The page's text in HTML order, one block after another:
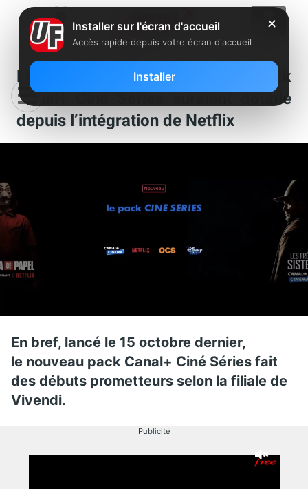
Les abonnements au nouveau pack
Canal+ Ciné Séries auraient doublé
depuis l’intégration de Netflix
En bref, lancé le 15 octobre dernier,
le nouveau pack Canal+ Ciné Séries fait
des débuts prometteurs selon la filiale de
Vivendi.
Publicité
✕
Installer sur l'écran d'accueil
Accès rapide depuis votre écran d'accueil
Installer